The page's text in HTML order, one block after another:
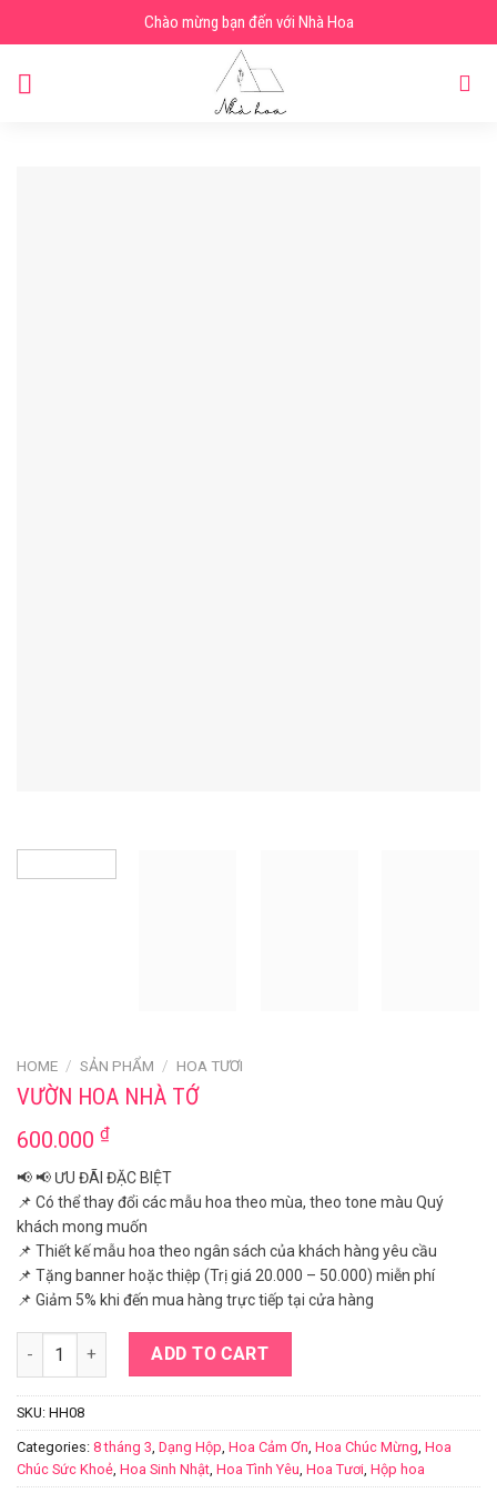
to
content
Chào mừng bạn đến với Nhà Hoa
HOME / SẢN PHẨM / HOA TƯƠI
VƯỜN HOA NHÀ TỚ
600.000 ₫
📢 📢 ƯU ĐÃI ĐẶC BIỆT
📌 Có thể thay đổi các mẫu hoa theo mùa, theo tone màu Quý
khách mong muốn
📌 Thiết kế mẫu hoa theo ngân sách của khách hàng yêu cầu
📌 Tặng banner hoặc thiệp (Trị giá 20.000 – 50.000) miễn phí
📌 Giảm 5% khi đến mua hàng trực tiếp tại cửa hàng
Vườn Hoa nhà Tớ quantityADD TO CART
SKU: HH08
Categories: 8 tháng 3 Dạng Hộp Hoa Cảm Ơn Hoa Chúc Mừng Hoa
Chúc Sức Khoẻ Hoa Sinh Nhật Hoa Tình Yêu Hoa Tươi Hộp hoa